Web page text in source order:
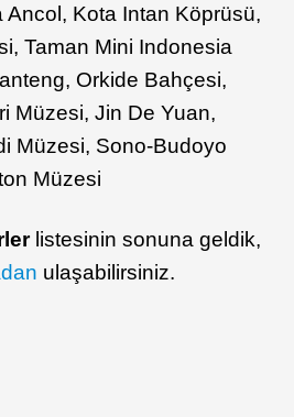
Ancol, Kota Intan Köprüsü,
Taman Mini Indonesia
Orkide Bahçesi,
Müzesi, Jin De Yuan,
Müzesi, Sono-Budoyo
Müzesi
listesinin sonuna geldik,
ulaşabilirsiniz.